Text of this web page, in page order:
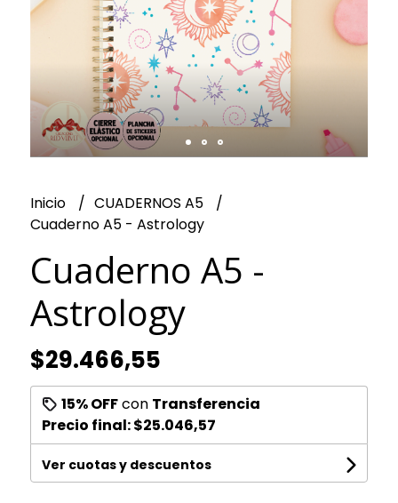
Inicio
CUADERNOS A5
Cuaderno A5 - Astrology
Cuaderno A5 -
Astrology
$29.466,55
15% OFFcon Transferencia
Precio final:$25.046,57
Ver cuotas y descuentos